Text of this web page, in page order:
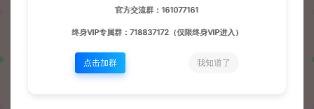
官方交流群：161077161
终身VIP专属群：718837172（仅限终身VIP进入）
点击加群 我知道了